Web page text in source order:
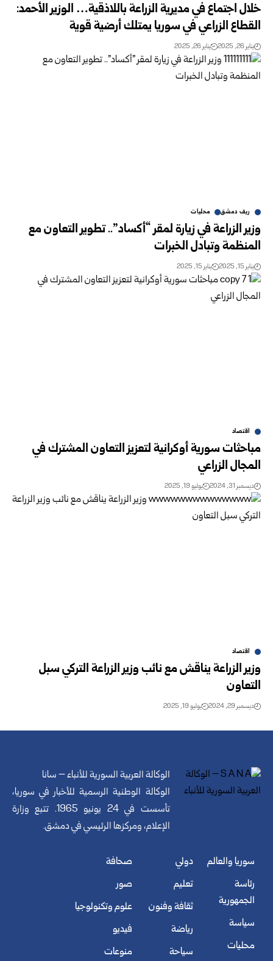
خلال اجتماع في مديرية الزراعة باللاذقية… الوزير الأحمد:
القطاع الزراعي في سوريا يمتلك أرضية قوية
يناير 26, 2025 يناير 26, 2025
ريف دمشق محليات
وزير الزراعة في زيارة لمقر “أكساد”.. تطوير التعاون مع
المنظمة وتبادل الخبرات
يناير 15, 2025 يناير 15, 2025
اقتصاد
مباحثات سورية أوكرانية لتعزيز التعاون المشترك في
المجال الزراعي
ديسمبر 31, 2024 يوليو 19, 2025
اقتصاد
وزير الزراعة يناقش مع نائب وزير الزراعة التركي سبل
التعاون
ديسمبر 29, 2024 يوليو 19, 2025
الوكالة العربية السورية للأنباء – سانا
الوكالة الوطنية الرسمية للأخبار في سوريا،
تأسست في 24 يونيو 1965. تتبع وزارة
الإعلام، ومركزها الرئيسي في دمشق.
سوريا والعالم
رئاسة
الجمهورية
سياسة
محليات
دولي
تعليم
ثقافة وفنون
رياضة
سياحة
صحافة
صور
علوم وتكنولوجيا
فيديو
منوعات